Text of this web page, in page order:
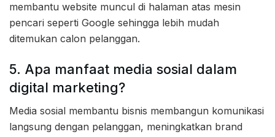
membantu website muncul di halaman atas mesin
pencari seperti Google sehingga lebih mudah
ditemukan calon pelanggan.
5. Apa manfaat media sosial dalam
digital marketing?
Media sosial membantu bisnis membangun komunikasi
langsung dengan pelanggan, meningkatkan brand